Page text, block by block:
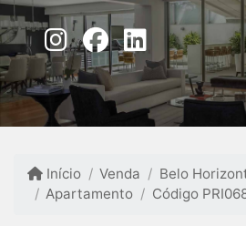
Início Venda
Belo
Apartamento
Código